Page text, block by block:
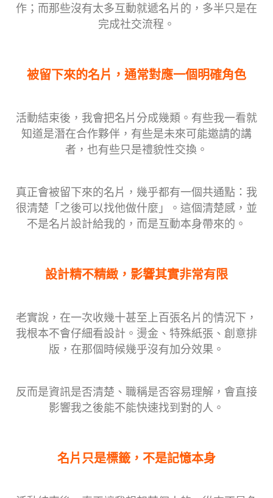
作；而那些沒有太多互動就遞名片的，多半只是在
完成社交流程。
被留下來的名片，通常對應一個明確角色
活動結束後，我會把名片分成幾類。有些我一看就
知道是潛在合作夥伴，有些是未來可能邀請的講
者，也有些只是禮貌性交換。
真正會被留下來的名片，幾乎都有一個共通點：我
很清楚「之後可以找他做什麼」。這個清楚感，並
不是名片設計給我的，而是互動本身帶來的。
設計精不精緻，影響其實非常有限
老實說，在一次收幾十甚至上百張名片的情況下，
我根本不會仔細看設計。燙金、特殊紙張、創意排
版，在那個時候幾乎沒有加分效果。
反而是資訊是否清楚、職稱是否容易理解，會直接
影響我之後能不能快速找到對的人。
名片只是標籤，不是記憶本身